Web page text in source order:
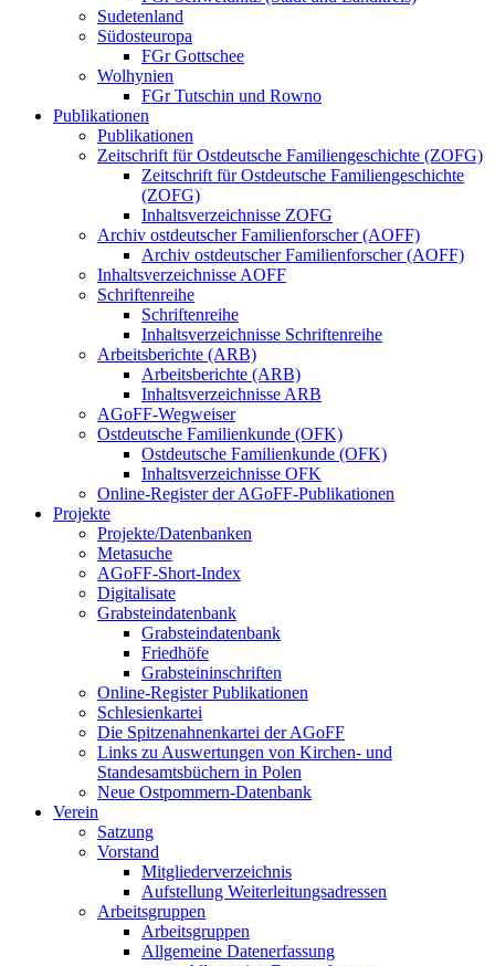
Sudetenland
Südosteuropa
FGr Gottschee
Wolhynien
FGr Tutschin und Rowno
Publikationen
Publikationen
Zeitschrift für Ostdeutsche Familiengeschichte (ZOFG)
Zeitschrift für Ostdeutsche Familiengeschichte
(ZOFG)
Inhaltsverzeichnisse ZOFG
Archiv ostdeutscher Familienforscher (AOFF)
Archiv ostdeutscher Familienforscher (AOFF)
Inhaltsverzeichnisse AOFF
Schriftenreihe
Schriftenreihe
Inhaltsverzeichnisse Schriftenreihe
Arbeitsberichte (ARB)
Arbeitsberichte (ARB)
Inhaltsverzeichnisse ARB
AGoFF-Wegweiser
Ostdeutsche Familienkunde (OFK)
Ostdeutsche Familienkunde (OFK)
Inhaltsverzeichnisse OFK
Online-Register der AGoFF-Publikationen
Projekte
Projekte/Datenbanken
Metasuche
AGoFF-Short-Index
Digitalisate
Grabsteindatenbank
Grabsteindatenbank
Friedhöfe
Grabsteininschriften
Online-Register Publikationen
Schlesienkartei
Die Spitzenahnenkartei der AGoFF
Links zu Auswertungen von Kirchen- und
Standesamtsbüchern in Polen
Neue Ostpommern-Datenbank
Verein
Satzung
Vorstand
Mitgliederverzeichnis
Aufstellung Weiterleitungsadressen
Arbeitsgruppen
Arbeitsgruppen
Allgemeine Datenerfassung